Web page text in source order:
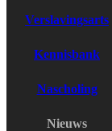
Verslavingsarts
Kennisbank
Nascholing
Nieuws